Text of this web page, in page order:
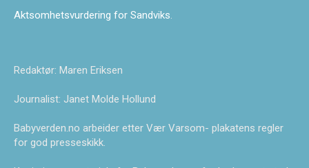
Aktsomhetsvurdering for Sandviks.
Redaktør: Maren Eriksen
Journalist: Janet Molde Hollund
Babyverden.no arbeider etter Vær Varsom- plakatens regler
for god presseskikk.